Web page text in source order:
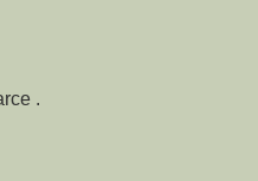
.